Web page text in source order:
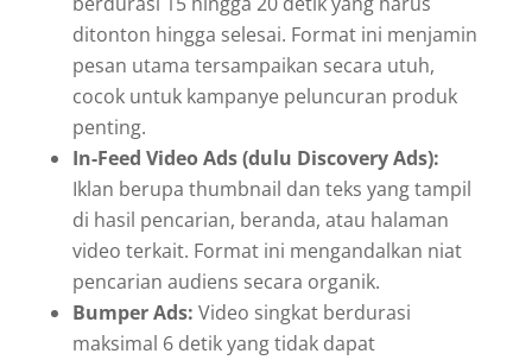
ditonton hingga selesai. Format ini menjamin
pesan utama tersampaikan secara utuh,
cocok untuk kampanye peluncuran produk
penting.
In-Feed Video Ads (dulu Discovery Ads):
Iklan berupa thumbnail dan teks yang tampil
di hasil pencarian, beranda, atau halaman
video terkait. Format ini mengandalkan niat
pencarian audiens secara organik.
Bumper Ads: Video singkat berdurasi
maksimal 6 detik yang tidak dapat